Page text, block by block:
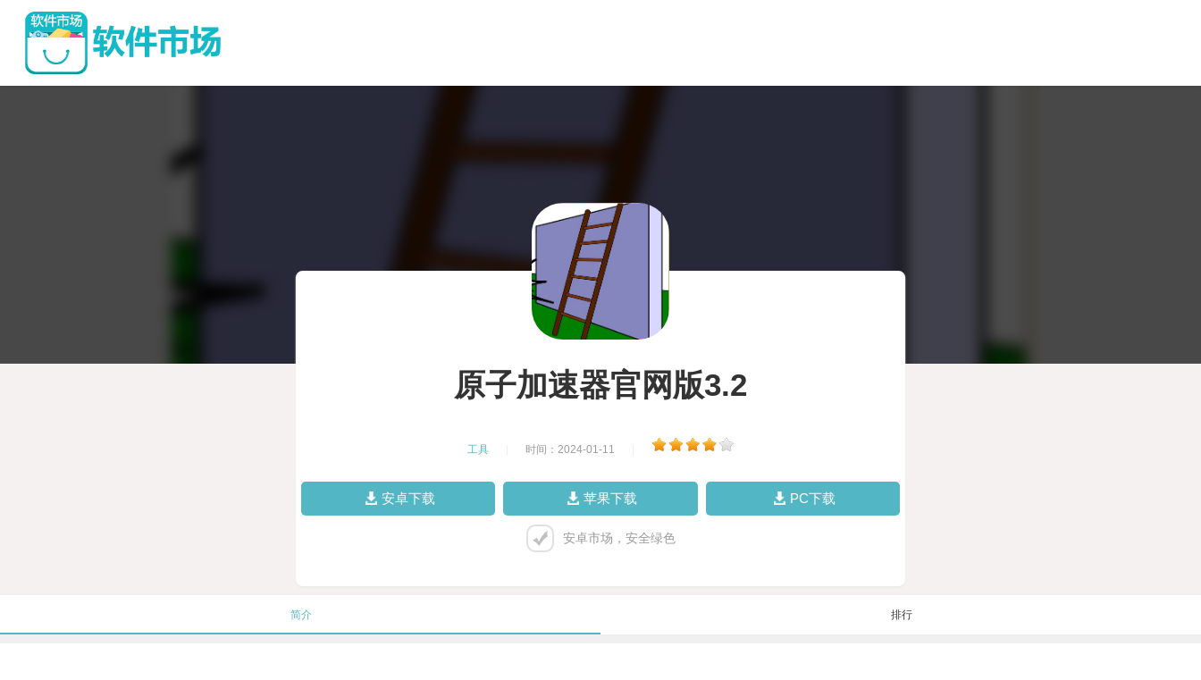
原子加速器官网版3.2
工具 时间：2024-01-11
安卓下载 苹果下载 PC下载
安卓市场，安全绿色
简介 排行